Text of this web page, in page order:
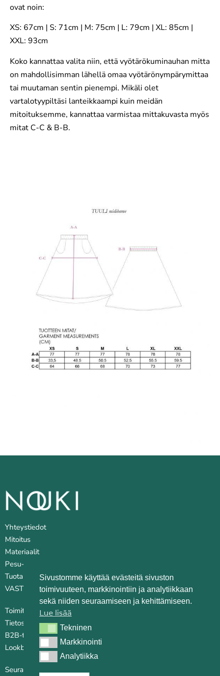
Sivustomme käyttää evästeitä sivuston
toimivuuteen, markkinointiin ja analytiikkaan
sekä niiden seuraamiseen ja kehittämiseen.
Lue lisää
TekninenTekninen
MarkkinointiMarkkinointi
AnalytiikkaAnalytiikka
ovat noin:
XS: 67cm | S: 71cm | M: 75cm | L: 79cm | XL: 85cm |
XXL: 93cm
Koko kannattaa valita niin, että vyötärökuminauhan mitta
on mahdollisimman lähellä omaa vyötärönympärymittaa
tai muutaman sentin pienempi. Mikäli olet
vartalotyypiltäsi lanteikkaampi kuin meidän
mitoituksemme, kannattaa varmistaa mittakuvasta myös
mitat C-C & B-B.
Yhteystiedot
Mitoitus
Materiaalit
Pesu- ja huoltovinkkejä
Tuotantopaikat
VASTUULLISUUS
Toimitusehdot
Tietosuojaseloste
B2B-tilauskanava
Lookbook
Seuraa somessa: